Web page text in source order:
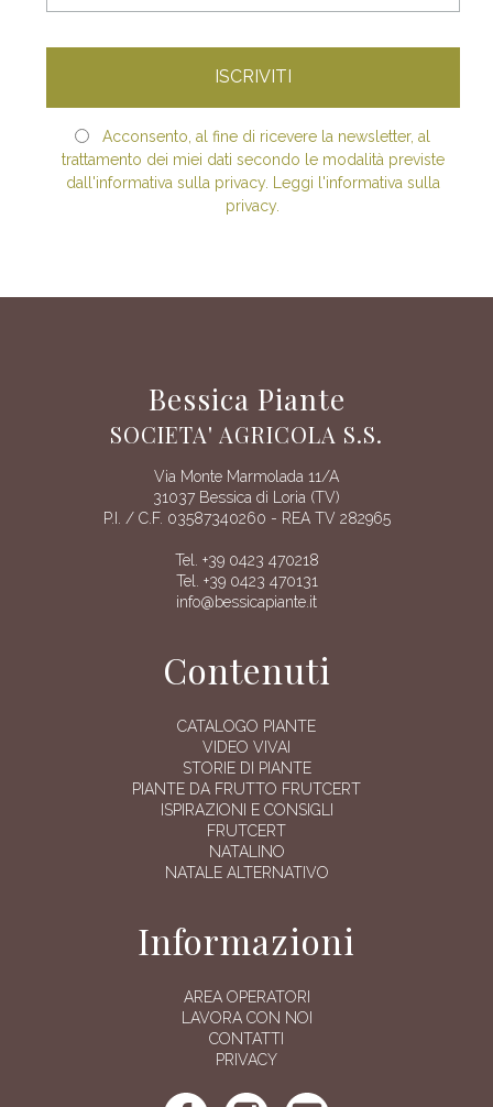
Acconsento, al fine di ricevere la newsletter, al
trattamento dei miei dati secondo le modalità previste
dall'informativa sulla privacy. Leggi l'informativa sulla
privacy.
Bessica Piante
SOCIETA' AGRICOLA S.S.
Via Monte Marmolada 11/A
31037 Bessica di Loria (TV)
P.I. / C.F. 03587340260 - REA TV 282965
Tel. +39 0423 470218
Tel. +39 0423 470131
info@bessicapiante.it
Contenuti
CATALOGO PIANTE
VIDEO VIVAI
STORIE DI PIANTE
PIANTE DA FRUTTO FRUTCERT
ISPIRAZIONI E CONSIGLI
FRUTCERT
NATALINO
NATALE ALTERNATIVO
Informazioni
AREA OPERATORI
LAVORA CON NOI
CONTATTI
PRIVACY